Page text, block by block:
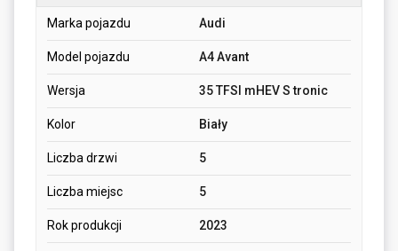
Marka pojazdu Audi
Model pojazdu A4 Avant
Wersja 35 TFSI mHEV S tronic
Kolor Biały
Liczba drzwi 5
Liczba miejsc 5
Rok produkcji 2023